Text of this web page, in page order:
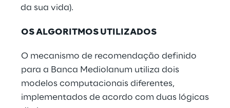
da sua vida).
OS ALGORITMOS UTILIZADOS
O mecanismo de recomendação definido
para a Banca Mediolanum utiliza dois
modelos computacionais diferentes,
implementados de acordo com duas lógicas